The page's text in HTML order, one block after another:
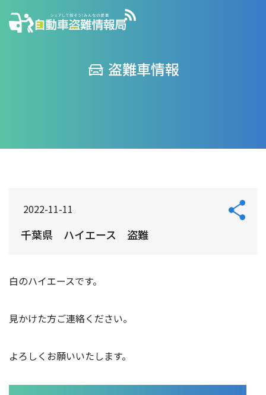
盗難車情報
2022-11-11
千葉県 ハイエース 盗難
白のハイエースです。
見かけた方ご連絡ください。
よろしくお願いいたします。